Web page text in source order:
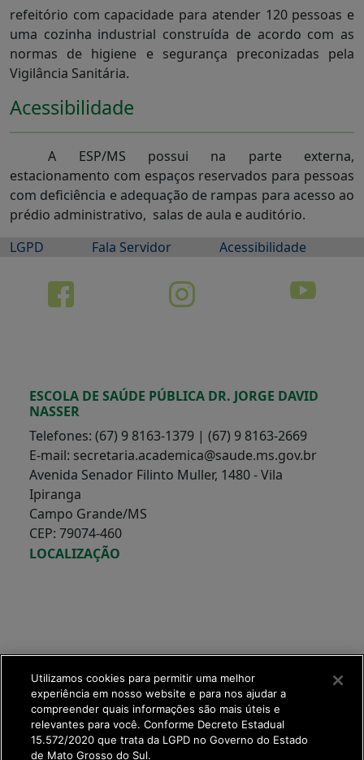
refeitório com capacidade para atender 120 pessoas e
uma cozinha industrial construída de acordo com as
normas de higiene e segurança preconizadas pela
Vigilância Sanitária.
Acessibilidade
A ESP/MS possui na parte externa,
estacionamento com espaços reservados para pessoas
com deficiência e adequação de rampas para acesso ao
prédio administrativo, salas de aula e auditório.
LGPD
Fala Servidor Acessibilidade
ESCOLA DE SAÚDE PÚBLICA DR. JORGE DAVID
NASSER
Telefones: (67) 9 8163-1379 | (67) 9 8163-2669
E-mail: secretaria.academica@saude.ms.gov.br
Avenida Senador Filinto Muller, 1480 - Vila
Ipiranga
Campo Grande/MS
CEP: 79074-460
LOCALIZAÇÃO
Utilizamos cookies para permitir uma melhor
experiência em nosso website e para nos ajudar a
compreender quais informações são mais úteis e
relevantes para você. Conforme Decreto Estadual
15.572/2020 que trata da LGPD no Governo do Estado
de Mato Grosso do Sul.